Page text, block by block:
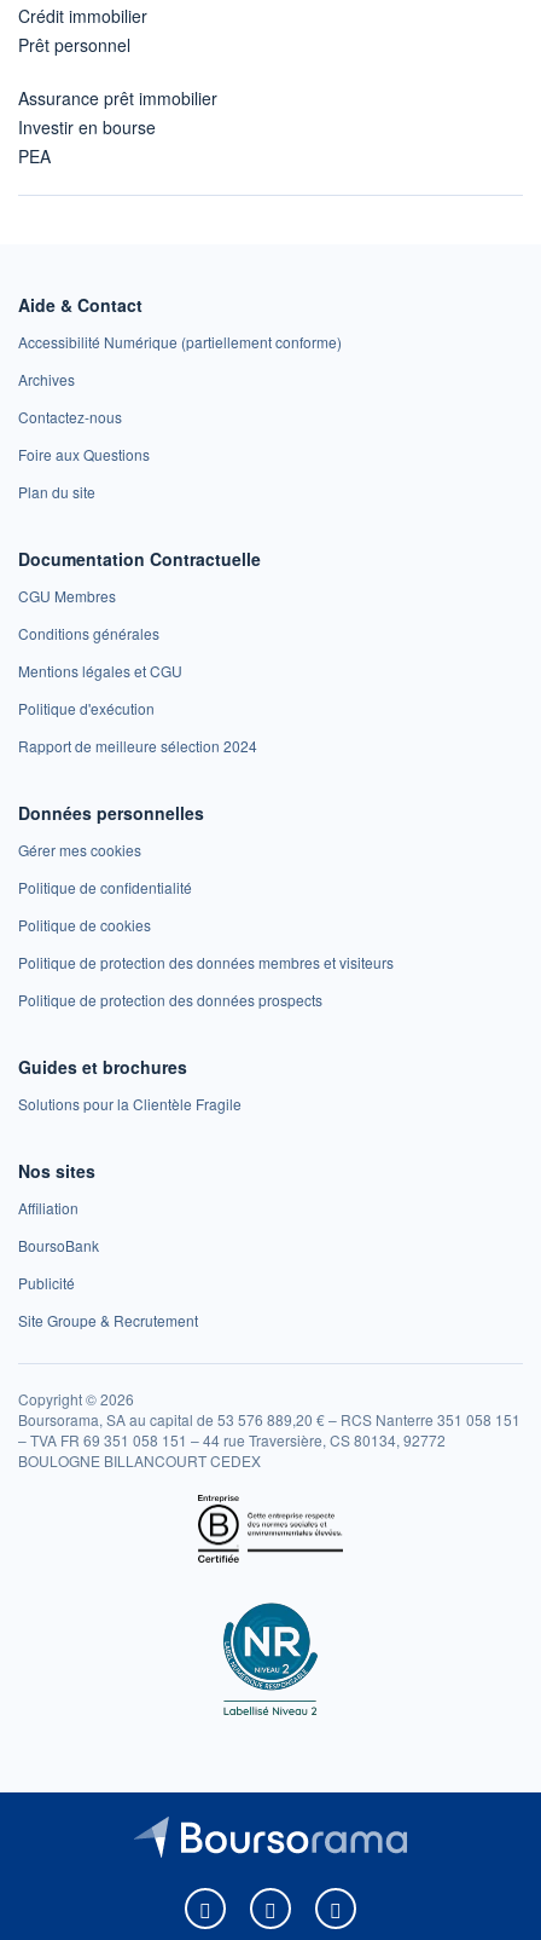
Crédit immobilier
Prêt personnel
Assurance prêt immobilier
Investir en bourse
PEA
Aide & Contact
Accessibilité Numérique (partiellement conforme)
Archives
Contactez-nous
Foire aux Questions
Plan du site
Documentation Contractuelle
CGU Membres
Conditions générales
Mentions légales et CGU
Politique d'exécution
Rapport de meilleure sélection 2024
Données personnelles
Gérer mes cookies
Politique de confidentialité
Politique de cookies
Politique de protection des données membres et visiteurs
Politique de protection des données prospects
Guides et brochures
Solutions pour la Clientèle Fragile
Nos sites
Affiliation
BoursoBank
Publicité
Site Groupe & Recrutement
Copyright © 2026
Boursorama, SA au capital de 53 576 889,20 € – RCS Nanterre 351 058 151
– TVA FR 69 351 058 151 – 44 rue Traversière, CS 80134, 92772
BOULOGNE BILLANCOURT CEDEX
Boursorama sur Facebook
Boursorama sur XBoursorama sur